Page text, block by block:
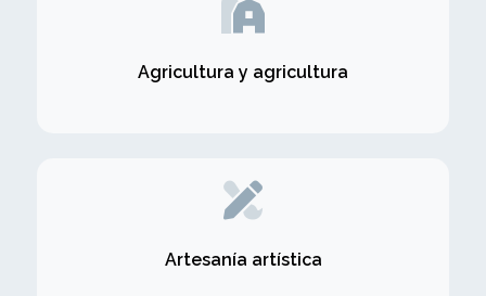
Agricultura y agricultura
Artesanía artística